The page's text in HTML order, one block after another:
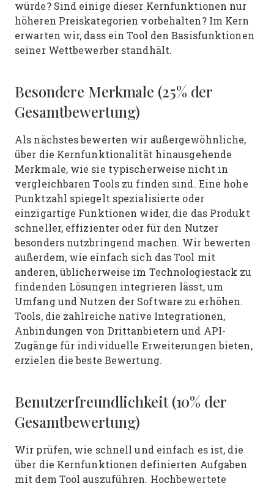
würde? Sind einige dieser Kernfunktionen nur
höheren Preiskategorien vorbehalten? Im Kern
erwarten wir, dass ein Tool den Basisfunktionen
seiner Wettbewerber standhält.
Besondere Merkmale (25% der
Gesamtbewertung)
Als nächstes bewerten wir außergewöhnliche,
über die Kernfunktionalität hinausgehende
Merkmale, wie sie typischerweise nicht in
vergleichbaren Tools zu finden sind. Eine hohe
Punktzahl spiegelt spezialisierte oder
einzigartige Funktionen wider, die das Produkt
schneller, effizienter oder für den Nutzer
besonders nutzbringend machen. Wir bewerten
außerdem, wie einfach sich das Tool mit
anderen, üblicherweise im Technologiestack zu
findenden Lösungen integrieren lässt, um
Umfang und Nutzen der Software zu erhöhen.
Tools, die zahlreiche native Integrationen,
Anbindungen von Drittanbietern und API-
Zugänge für individuelle Erweiterungen bieten,
erzielen die beste Bewertung.
Benutzerfreundlichkeit (10% der
Gesamtbewertung)
Wir prüfen, wie schnell und einfach es ist, die
über die Kernfunktionen definierten Aufgaben
mit dem Tool auszuführen. Hochbewertete